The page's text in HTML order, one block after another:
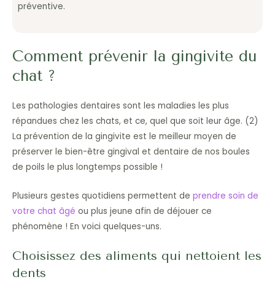
préventive.
Comment prévenir la gingivite du
chat ?
Les pathologies dentaires sont les maladies les plus
répandues chez les chats, et ce, quel que soit leur âge. (2)
La prévention de la gingivite est le meilleur moyen de
préserver le bien-être gingival et dentaire de nos boules
de poils le plus longtemps possible !
Plusieurs gestes quotidiens permettent de prendre soin de
votre chat âgé ou plus jeune afin de déjouer ce
phénomène ! En voici quelques-uns.
Choisissez des aliments qui nettoient les
dents